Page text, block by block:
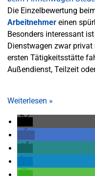
Die Einzelbewertung
Arbeitnehmer einen
Besonders interessant
Dienstwagen zwar
ersten Tätigkeitsstätte
Außendienst, Teilzeit
Weiterlesen »